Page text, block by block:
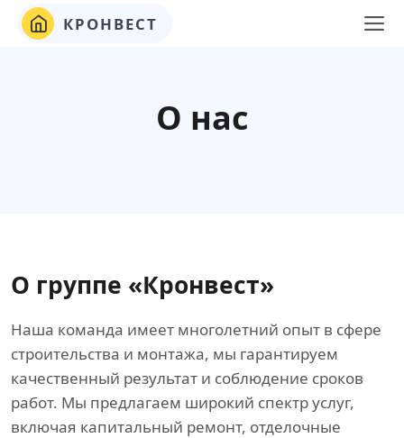
КРОНВЕСТ
О нас
О группе «Кронвест»
Наша команда имеет многолетний опыт в сфере
строительства и монтажа, мы гарантируем
качественный результат и соблюдение сроков
работ. Мы предлагаем широкий спектр услуг,
включая капитальный ремонт, отделочные